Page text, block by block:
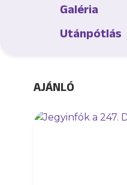
Galéria
Utánpótlás
AJÁNLÓ